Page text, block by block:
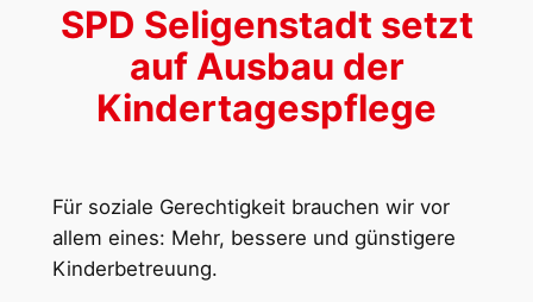
SPD Seligenstadt setzt
auf Ausbau der
Kindertagespflege
Für soziale Gerechtigkeit brauchen wir vor
allem eines: Mehr, bessere und günstigere
Kinderbetreuung.